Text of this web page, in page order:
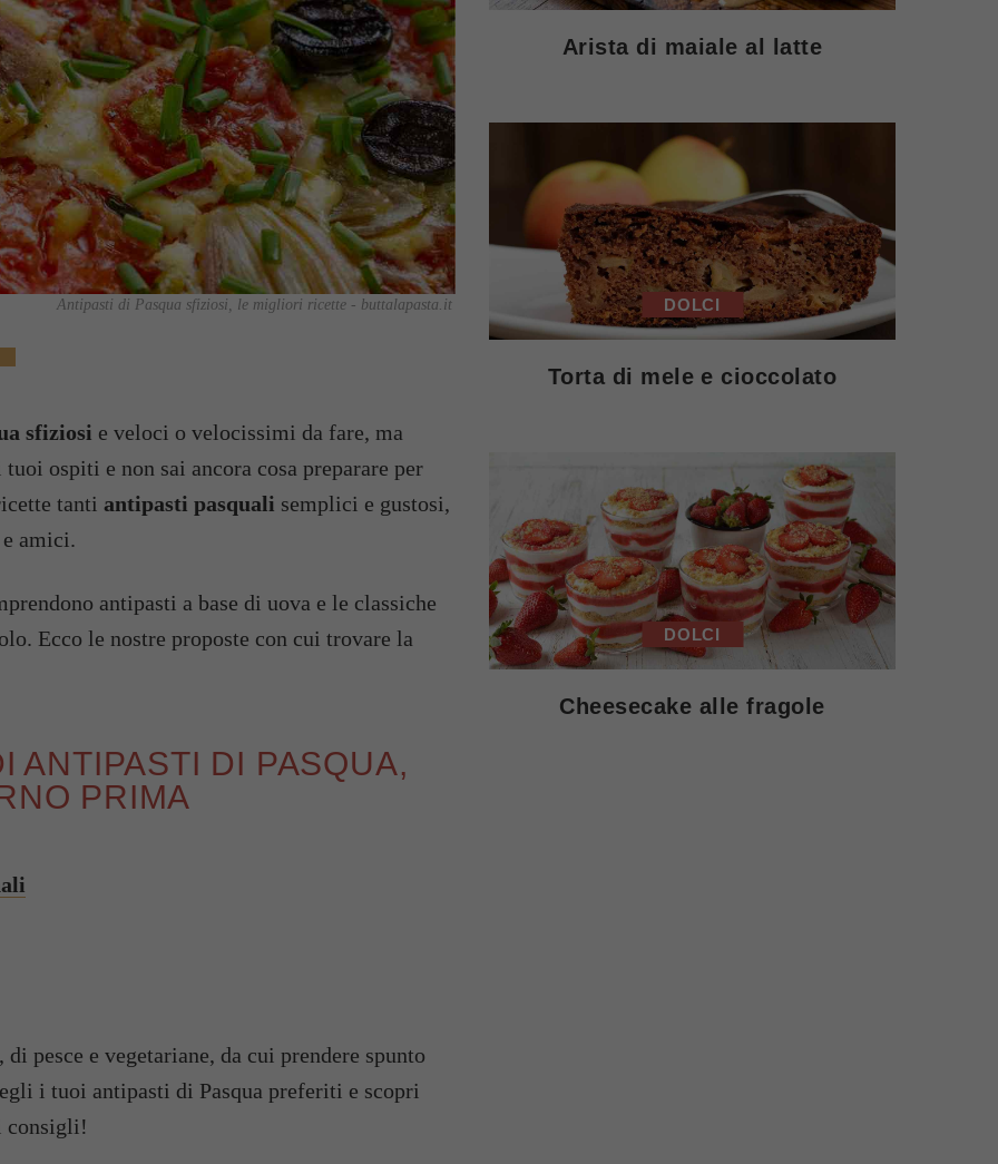
Antipasti di Pasqua sfiziosi, le migliori ricette - buttalapasta.it
sfiziosi e veloci o velocissimi da fare, ma
ospiti e non sai ancora cosa preparare per
tanti antipasti pasquali semplici e gustosi,
amici.
antipasti a base di uova e le classiche
Ecco le nostre proposte con cui trovare la
ANTIPASTI DI PASQUA,
PRIMA
pesce e vegetariane, da cui prendere spunto
i tuoi antipasti di Pasqua preferiti e scopri
consigli!
Arista di maiale al latte
DOLCI
Torta di mele e cioccolato
DOLCI
Cheesecake alle fragole